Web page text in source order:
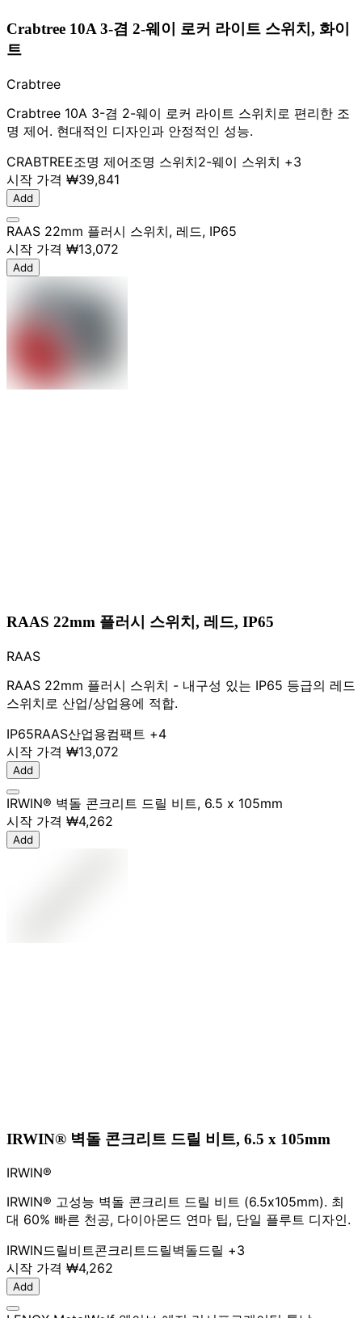
Crabtree 10A 3-겸 2-웨이 로커 라이트 스위치, 화이
트
Crabtree
Crabtree 10A 3-겸 2-웨이 로커 라이트 스위치로 편리한 조
명 제어. 현대적인 디자인과 안정적인 성능.
CRABTREE조명 제어조명 스위치2-웨이 스위치 +3
시작 가격 ₩39,841
Add
RAAS 22mm 플러시 스위치, 레드, IP65
시작 가격 ₩13,072
Add
RAAS 22mm 플러시 스위치, 레드, IP65
RAAS
RAAS 22mm 플러시 스위치 - 내구성 있는 IP65 등급의 레드
스위치로 산업/상업용에 적합.
IP65RAAS산업용컴팩트 +4
시작 가격 ₩13,072
Add
IRWIN® 벽돌 콘크리트 드릴 비트, 6.5 x 105mm
시작 가격 ₩4,262
Add
IRWIN® 벽돌 콘크리트 드릴 비트, 6.5 x 105mm
IRWIN®
IRWIN® 고성능 벽돌 콘크리트 드릴 비트 (6.5x105mm). 최
대 60% 빠른 천공, 다이아몬드 연마 팁, 단일 플루트 디자인.
IRWIN드릴비트콘크리트드릴벽돌드릴 +3
시작 가격 ₩4,262
Add